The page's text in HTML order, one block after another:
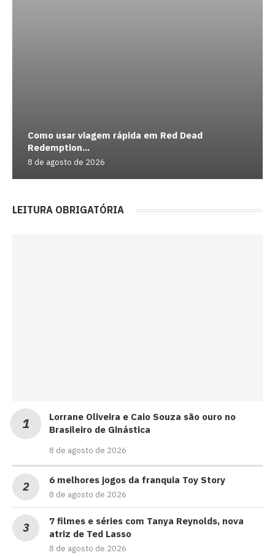
Como usar viagem rápida em Red Dead
Redemption...
8 de agosto de 2026
LEITURA OBRIGATÓRIA
Lorrane Oliveira e Caio Souza são ouro no
Brasileiro de Ginástica
8 de agosto de 2026
6 melhores jogos da franquia Toy Story
8 de agosto de 2026
7 filmes e séries com Tanya Reynolds, nova
atriz de Ted Lasso
8 de agosto de 2026